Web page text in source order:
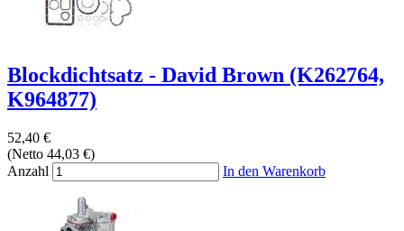
Blockdichtsatz - David Brown (K262764,
K964877)
52,40 €
(Netto 44,03 €)
Anzahl
In den Warenkorb